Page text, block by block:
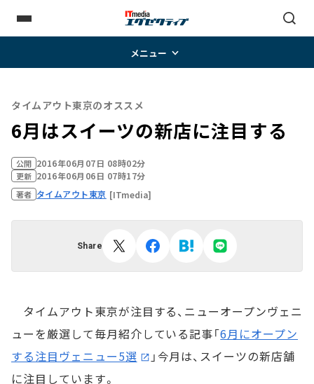
メニュー
タイムアウト東京のオススメ
6月はスイーツの新店に注目する
公開 2016年06月07日 08時02分
更新 2016年06月06日 07時17分
著者 タイムアウト東京 [ITmedia]
Share
タイムアウト東京が注目する、ニューオープンヴェニ
ューを厳選して毎月紹介している記事「6月にオープン
する注目ヴェニュー5選
」今月は、スイーツの新店舗
に注目しています。